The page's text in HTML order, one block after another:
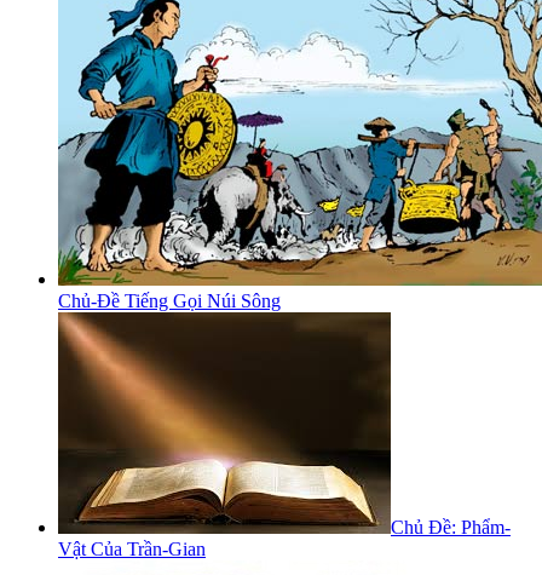
Chủ-Đề Tiếng Gọi Núi Sông
Chủ Đề: Phẩm-
Vật Của Trần-Gian